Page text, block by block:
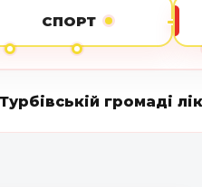
СПОРТ
ліквідували